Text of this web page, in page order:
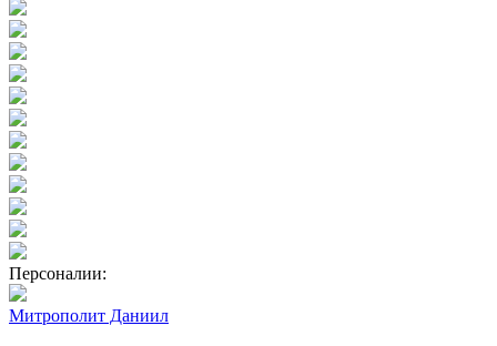
Персоналии:
Митрополит Даниил